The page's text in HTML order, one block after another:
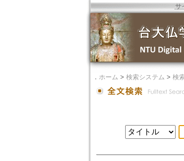
サ
． ホーム > 検索システム > 検